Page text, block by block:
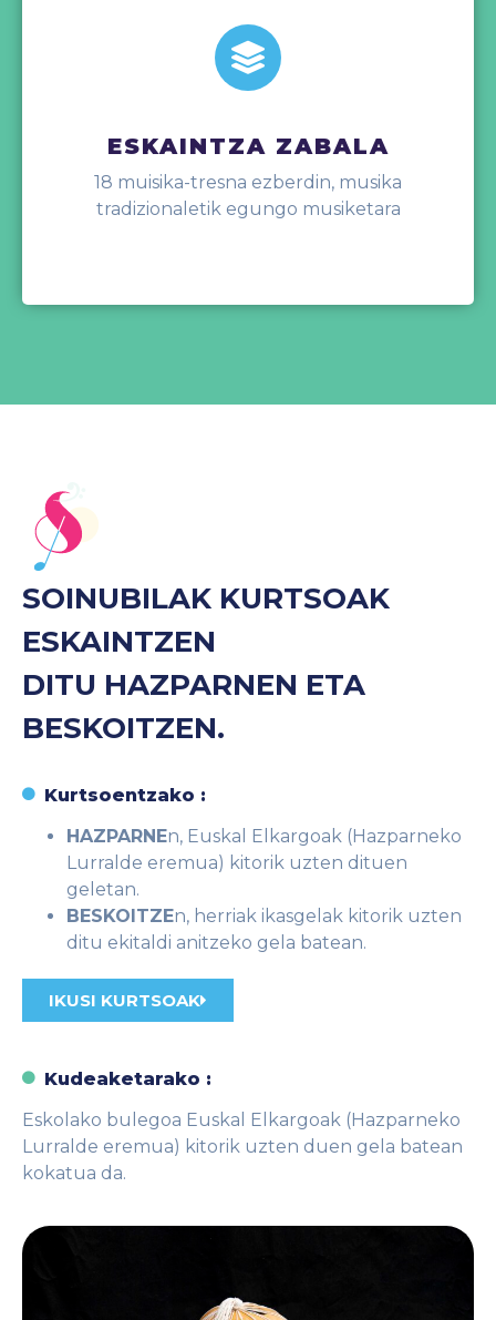
ESKAINTZA ZABALA
18 muisika-tresna ezberdin, musika
tradizionaletik egungo musiketara
SOINUBILAK KURTSOAK
ESKAINTZEN
DITU HAZPARNEN ETA
BESKOITZEN.
Kurtsoentzako :
HAZPARNEn, Euskal Elkargoak (Hazparneko
Lurralde eremua) kitorik uzten dituen
geletan.
BESKOITZEn, herriak ikasgelak kitorik uzten
ditu ekitaldi anitzeko gela batean.
IKUSI KURTSOAK
Kudeaketarako :
Eskolako bulegoa Euskal Elkargoak (Hazparneko
Lurralde eremua) kitorik uzten duen gela batean
kokatua da.